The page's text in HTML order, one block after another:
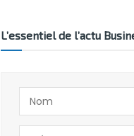
L’essentiel de l’actu